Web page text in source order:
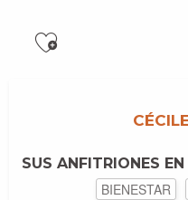
Ajouter
SUS ANFITRIONES
BIENESTAR